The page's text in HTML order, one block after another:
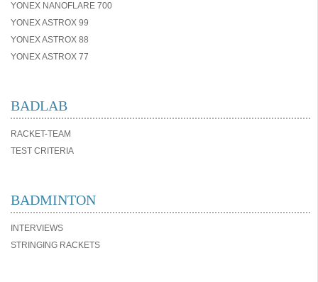
YONEX NANOFLARE 700
YONEX ASTROX 99
YONEX ASTROX 88
YONEX ASTROX 77
BADLAB
RACKET-TEAM
TEST CRITERIA
BADMINTON
INTERVIEWS
STRINGING RACKETS